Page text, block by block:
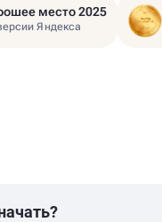
место 2025
Яндекса